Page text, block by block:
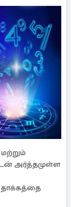
அர்த்தமுள்ள
தாக்கத்தை